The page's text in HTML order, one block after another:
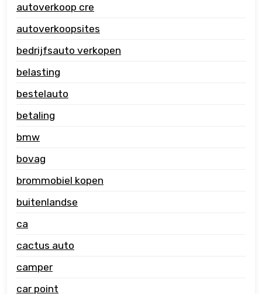
autoverkoop cre
autoverkoopsites
bedrijfsauto verkopen
belasting
bestelauto
betaling
bmw
bovag
brommobiel kopen
buitenlandse
ca
cactus auto
camper
car point